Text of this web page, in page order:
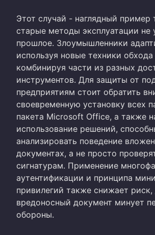
Этот случай - наглядный пример
старые методы эксплуатации не
прошлое. Злоумышленники
используя новые техники
комбинируя части из разных
инструментов. Для защиты от
предприятиям стоит обратить
своевременную установку всех
пакета Microsoft Office, а также
использование решений,
анализировать поведение
документах, а не просто
сигнатурам. Применение
аутентификации и принципа
привилегий также снижает
вредоносный документ минует
обороны.